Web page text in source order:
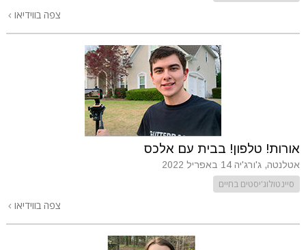
צפה בווידיאו
אורות! טלפון! בבית עם אלכס
אטלנטה, ג'ורג'יה 14 באפריל 2022
סיינטולוג'יסטים בחיים
צפה בווידיאו